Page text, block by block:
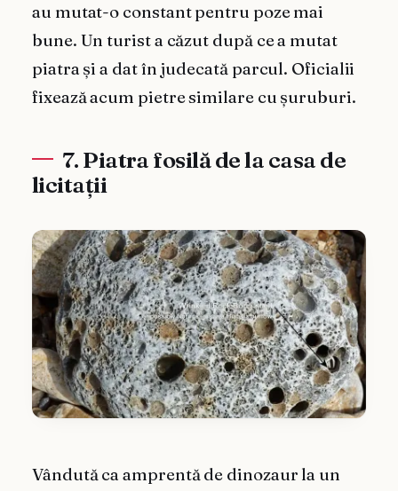
au mutat-o constant pentru poze mai
bune. Un turist a căzut după ce a mutat
piatra și a dat în judecată parcul. Oficialii
fixează acum pietre similare cu șuruburi.
7. Piatra fosilă de la casa de
licitații
Vândută ca amprentă de dinozaur la un